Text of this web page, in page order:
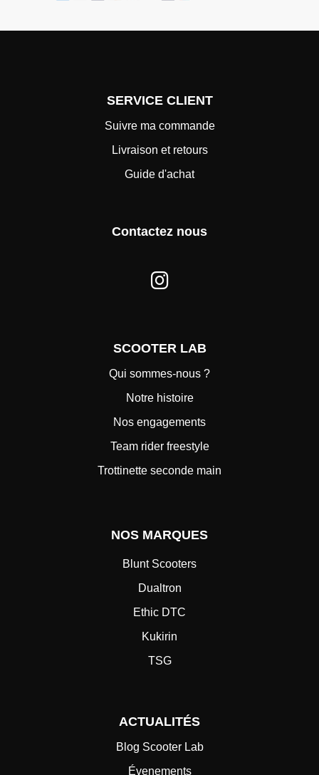
SERVICE CLIENT
Suivre ma commande
Livraison et retours
Guide d'achat
Contactez nous
SCOOTER LAB
Qui sommes-nous ?
Notre histoire
Nos engagements
Team rider freestyle
Trottinette seconde main
NOS MARQUES
Blunt Scooters
Dualtron
Ethic DTC
Kukirin
TSG
ACTUALITÉS
Blog Scooter Lab
Évenements